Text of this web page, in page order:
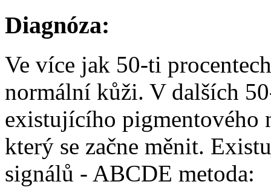
Diagnóza:
Ve více jak 50-ti
normální kůži. V dalších
existujícího pigmentového
který se začne měnit.
signálů - ABCDE metoda: